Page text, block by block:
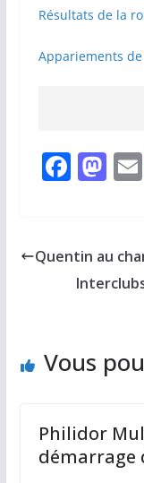
Résultats de la
Appariements
F
e
b
k
M
o
d
Quentin au
Vous
Philidor
démarrage